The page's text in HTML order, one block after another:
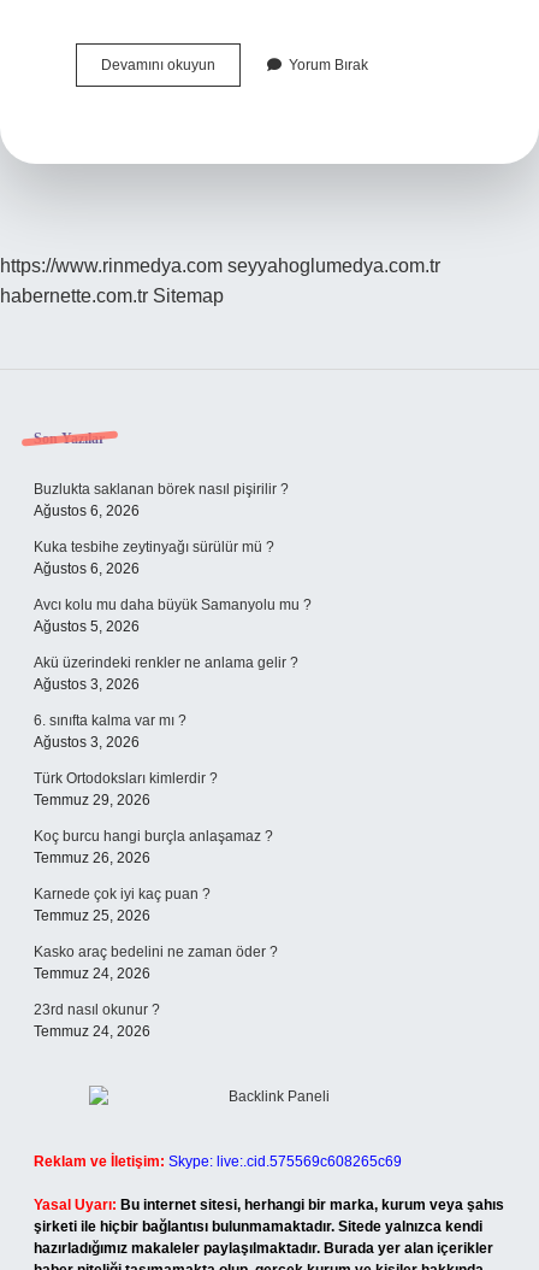
Devamını okuyun Beşiktaş
Tribün
Yorum Bırak
https://www.rinmedya.com seyyahoglumedya.com.tr
habernette.com.tr Sitemap
Sidebar
Son Yazılar
Buzlukta saklanan börek nasıl pişirilir ?
Ağustos 6, 2026
Kuka tesbihe zeytinyağı sürülür mü ?
Ağustos 6, 2026
Avcı kolu mu daha büyük Samanyolu mu ?
Ağustos 5, 2026
Akü üzerindeki renkler ne anlama gelir ?
Ağustos 3, 2026
6. sınıfta kalma var mı ?
Ağustos 3, 2026
Türk Ortodoksları kimlerdir ?
Temmuz 29, 2026
Koç burcu hangi burçla anlaşamaz ?
Temmuz 26, 2026
Karnede çok iyi kaç puan ?
Temmuz 25, 2026
Kasko araç bedelini ne zaman öder ?
Temmuz 24, 2026
23rd nasıl okunur ?
Temmuz 24, 2026
Reklam ve İletişim: Skype: live:.cid.575569c608265c69
Yasal Uyarı: Bu internet sitesi, herhangi bir marka, kurum veya şahıs
şirketi ile hiçbir bağlantısı bulunmamaktadır. Sitede yalnızca kendi
hazırladığımız makaleler paylaşılmaktadır. Burada yer alan içerikler